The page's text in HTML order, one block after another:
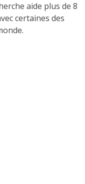
aide plus de 8
certaines des